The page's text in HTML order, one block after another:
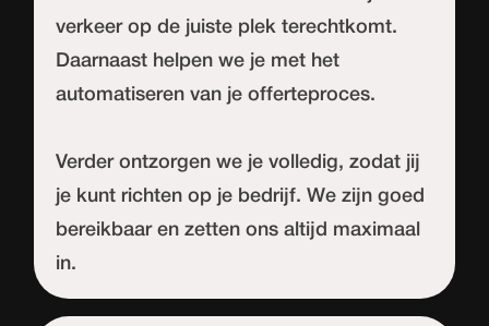
verkeer op de juiste plek terechtkomt.
Daarnaast helpen we je met het
automatiseren van je offerteproces.
Verder ontzorgen we je volledig, zodat jij
je kunt richten op je bedrijf. We zijn goed
bereikbaar en zetten ons altijd maximaal
in.